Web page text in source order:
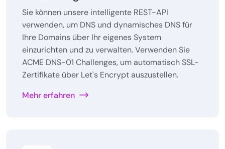
Sie können unsere intelligente REST-API
verwenden, um DNS und dynamisches DNS für
Ihre Domains über Ihr eigenes System
einzurichten und zu verwalten. Verwenden Sie
ACME DNS-01 Challenges, um automatisch SSL-
Zertifikate über Let's Encrypt auszustellen.
Mehr erfahren